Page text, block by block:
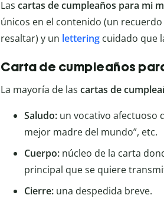
Las cartas de cumpleaños para mi
únicos en el contenido (un
resaltar) y un lettering cuidado que
Carta de cumpleaños
La mayoría de las cartas de
Saludo: un vocativo afectuoso
mejor madre del mundo”, etc.
Cuerpo: núcleo de la carta
principal que se quiere
Cierre: una despedida breve.